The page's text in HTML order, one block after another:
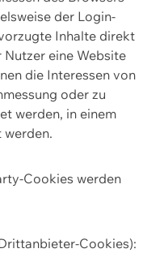
der Login-
Inhalte direkt
eine Website
die Interessen von
oder zu
werden, in einem
Cookies werden
Cookies):